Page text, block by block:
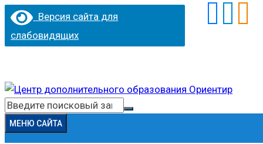
Версия сайта для
слабовидящих
Перейти
к
содержимому
Искать:
МЕНЮ САЙТА